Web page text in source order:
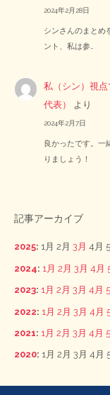
2024年2月28日
シンさんのまとめ
ント、私は参…
私（シン）視
代表）
より
2024年2月7日
良かったです。一
りましょう！
記事アーカイブ
2025: 1月 2月 3月 4月
2024: 1月 2月 3月 4月
2023: 1月 2月 3月 4月
2022: 1月 2月 3月 4月
2021: 1月 2月 3月 4月
2020: 1月 2月 3月 4月